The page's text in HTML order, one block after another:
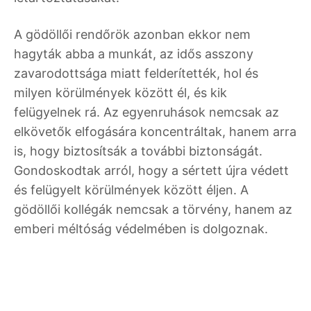
A gödöllői rendőrök azonban ekkor nem
hagyták abba a munkát, az idős asszony
zavarodottsága miatt felderítették, hol és
milyen körülmények között él, és kik
felügyelnek rá. Az egyenruhások nemcsak az
elkövetők elfogására koncentráltak, hanem arra
is, hogy biztosítsák a további biztonságát.
Gondoskodtak arról, hogy a sértett újra védett
és felügyelt körülmények között éljen. A
gödöllői kollégák nemcsak a törvény, hanem az
emberi méltóság védelmében is dolgoznak.